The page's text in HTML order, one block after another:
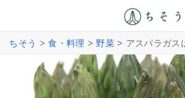
ちそう >食・料理 >野菜> アスパラガス